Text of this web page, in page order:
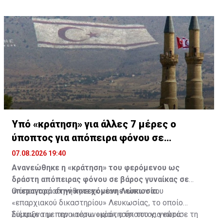
Υπό «κράτηση» για άλλες 7 μέρες ο
ύποπτος για απόπειρα φόνου σε
υπεραγορά
07.08.2026 19:40
Ανανεώθηκε η «κράτηση» του φερόμενου ως
δράστη απόπειρας φόνου σε βάρος γυναίκας σε
υπεραγορά στην κατεχόμενη Λευκωσία.
Ο ύποπτος οδηγήθηκε εκ νέου ενώπιον του
«επαρχιακού δικαστηρίου» Λευκωσίας, το οποίο
διέταξε την περαιτέρω «κράτησή» του για επτά
Σύμφωνα με την «αστυνομία», ο ύποπτος γνώρισε τη